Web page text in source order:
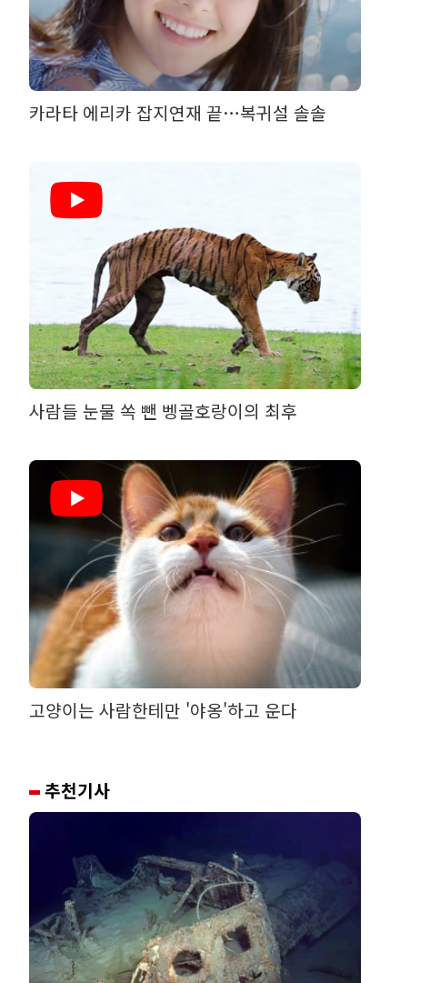
카라타 에리카 잡지연재 끝…복귀설 솔솔
사람들 눈물 쏙 뺀 벵골호랑이의 최후
고양이는 사람한테만 '야옹'하고 운다
추천기사